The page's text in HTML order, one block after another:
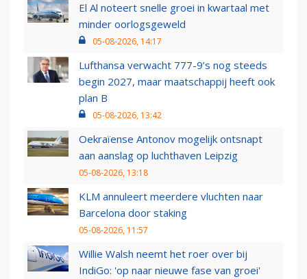
El Al noteert snelle groei in kwartaal met
minder oorlogsgeweld
05-08-2026, 14:17
Lufthansa verwacht 777-9’s nog steeds
begin 2027, maar maatschappij heeft ook
plan B
05-08-2026, 13:42
Oekraïense Antonov mogelijk ontsnapt
aan aanslag op luchthaven Leipzig
05-08-2026, 13:18
KLM annuleert meerdere vluchten naar
Barcelona door staking
05-08-2026, 11:57
Willie Walsh neemt het roer over bij
IndiGo: 'op naar nieuwe fase van groei'